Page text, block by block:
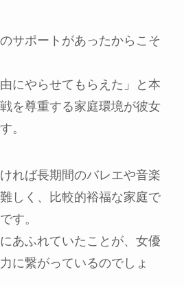
サポートがあったからこそ
にやらせてもらえた」と本
を尊重する家庭環境が彼女
。
れば長期間のバレエや音楽
しく、比較的裕福な家庭で
す。
あふれていたことが、女優
に繋がっているのでしょ